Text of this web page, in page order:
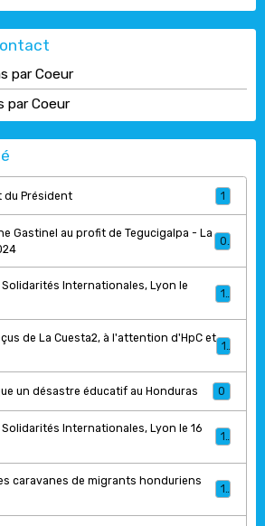
par Coeur
par Coeur
du Président 1
Gastinel au profit de Tegucigalpa - La
0
Solidarités Internationales, Lyon le
1
de La Cuesta2, à l'attention d'HpC et
1
un désastre éducatif au Honduras 0
Solidarités Internationales, Lyon le 16
1
caravanes de migrants honduriens
1